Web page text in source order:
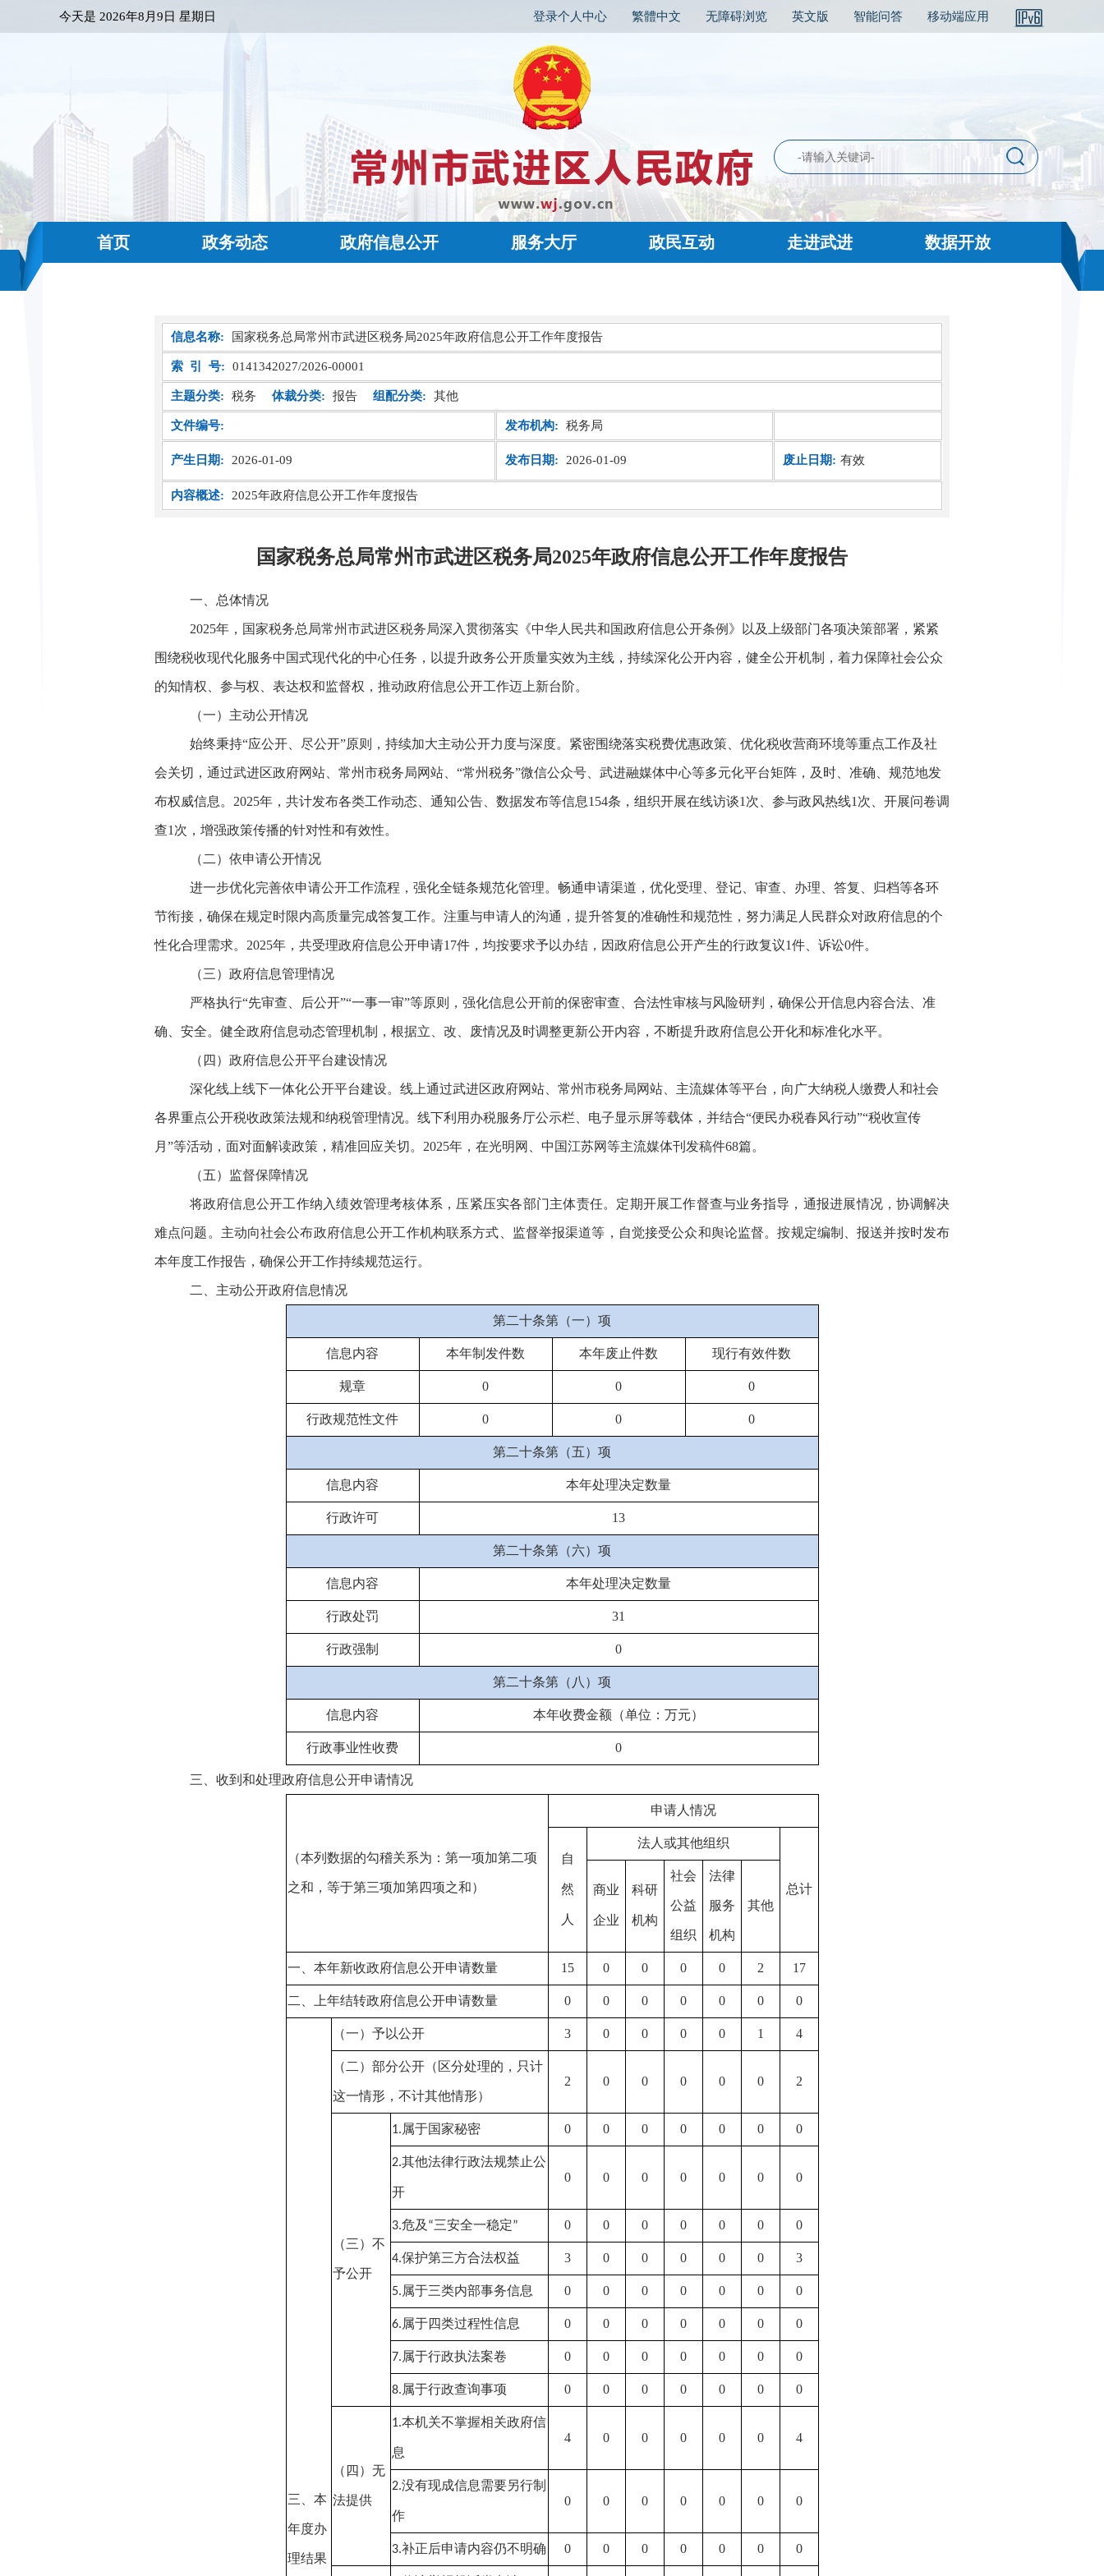
今天是 2026年8月9日 星期日 登录个人中心 繁體中文 无障碍浏览 英文版 智能问答 移动端应用
首页 政务动态 政府信息公开 服务大厅 政民互动 走进武进 数据开放
信息名称: 国家税务总局常州市武进区税务局2025年政府信息公开工作年度报告
索 引 号: 0141342027/2026-00001
主题分类: 税务 体裁分类: 报告 组配分类: 其他
文件编号: 发布机构: 税务局
产生日期: 2026-01-09 发布日期: 2026-01-09 废止日期: 有效
内容概述: 2025年政府信息公开工作年度报告
国家税务总局常州市武进区税务局2025年政府信息公开工作年度报告
一、总体情况
2025年，国家税务总局常州市武进区税务局深入贯彻落实《中华人民共和国政府信息公开条例》以及上级部门各项决策部署，紧紧
围绕税收现代化服务中国式现代化的中心任务，以提升政务公开质量实效为主线，持续深化公开内容，健全公开机制，着力保障社会公众
的知情权、参与权、表达权和监督权，推动政府信息公开工作迈上新台阶。
（一）主动公开情况
始终秉持“应公开、尽公开”原则，持续加大主动公开力度与深度。紧密围绕落实税费优惠政策、优化税收营商环境等重点工作及社
会关切，通过武进区政府网站、常州市税务局网站、“常州税务”微信公众号、武进融媒体中心等多元化平台矩阵，及时、准确、规范地发
布权威信息。2025年，共计发布各类工作动态、通知公告、数据发布等信息154条，组织开展在线访谈1次、参与政风热线1次、开展问卷调
查1次，增强政策传播的针对性和有效性。
（二）依申请公开情况
进一步优化完善依申请公开工作流程，强化全链条规范化管理。畅通申请渠道，优化受理、登记、审查、办理、答复、归档等各环
节衔接，确保在规定时限内高质量完成答复工作。注重与申请人的沟通，提升答复的准确性和规范性，努力满足人民群众对政府信息的个
性化合理需求。 2025年，共受理政府信息公开申请17件，均按要求予以办结，因政府信息公开产生的行政复议1件、诉讼0件。
（三）政府信息管理情况
严格执行“先审查、后公开”“一事一审”等原则，强化信息公开前的保密审查、合法性审核与风险研判，确保公开信息内容合法、准
确、安全。健全政府信息动态管理机制，根据立、改、废情况及时调整更新公开内容，不断提升政府信息公开化和标准化水平。
（四）政府信息公开平台建设情况
深化线上线下一体化公开平台建设。线上通过武进区政府网站、常州市税务局网站、主流媒体等平台，向广大纳税人缴费人和社会
各界重点公开税收政策法规和纳税管理情况。线下利用办税服务厅公示栏、电子显示屏等载体，并结合“便民办税春风行动”“税收宣传
月”等活动，面对面解读政策，精准回应关切。2025年，在光明网、中国江苏网等主流媒体刊发稿件68篇。
（五）监督保障情况
将政府信息公开工作纳入绩效管理考核体系，压紧压实各部门主体责任。定期开展工作督查与业务指导，通报进展情况，协调解决
难点问题。主动向社会公布政府信息公开工作机构联系方式、监督举报渠道等，自觉接受公众和舆论监督。按规定编制、报送并按时发布
本年度工作报告，确保公开工作持续规范运行。
二、主动公开政府信息情况
第二十条第（一）项
信息内容 本年制发件数 本年废止件数 现行有效件数
规章 0 0 0
行政规范性文件 0 0 0
第二十条第（五）项
信息内容 本年处理决定数量
行政许可 13
第二十条第（六）项
信息内容 本年处理决定数量
行政处罚 31
行政强制 0
第二十条第（八）项
信息内容 本年收费金额（单位：万元）
行政事业性收费 0
三、收到和处理政府信息公开申请情况
（本列数据的勾稽关系为：第一项加第二项
之和，等于第三项加第四项之和）
申请人情况
自
然
人
法人或其他组织
总计
商业
企业
科研
机构
社会
公益
组织
法律
服务
机构
其他
一、本年新收政府信息公开申请数量 15 0 0 0 0 2 17
二、上年结转政府信息公开申请数量 0 0 0 0 0 0 0
三、本
年度办
理结果
（一）予以公开 3 0 0 0 0 1 4
（二）部分公开（区分处理的，只计
这一情形，不计其他情形）
2 0 0 0 0 0 2
（三）不
予公开
1.属于国家秘密 0 0 0 0 0 0 0
2.其他法律行政法规禁止公
开
0 0 0 0 0 0 0
3.危及 “三安全一稳定” 0 0 0 0 0 0 0
4.保护第三方合法权益 3 0 0 0 0 0 3
5.属于三类内部事务信息 0 0 0 0 0 0 0
6.属于四类过程性信息 0 0 0 0 0 0 0
7.属于行政执法案卷 0 0 0 0 0 0 0
8.属于行政查询事项 0 0 0 0 0 0 0
（四）无
法提供
1.本机关不掌握相关政府信
息
4 0 0 0 0 0 4
2.没有现成信息需要另行制
作
0 0 0 0 0 0 0
3.补正后申请内容仍不明确 0 0 0 0 0 0 0